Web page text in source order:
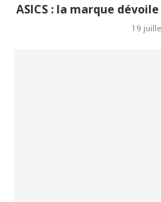
ASICS : la marque dévoile
19